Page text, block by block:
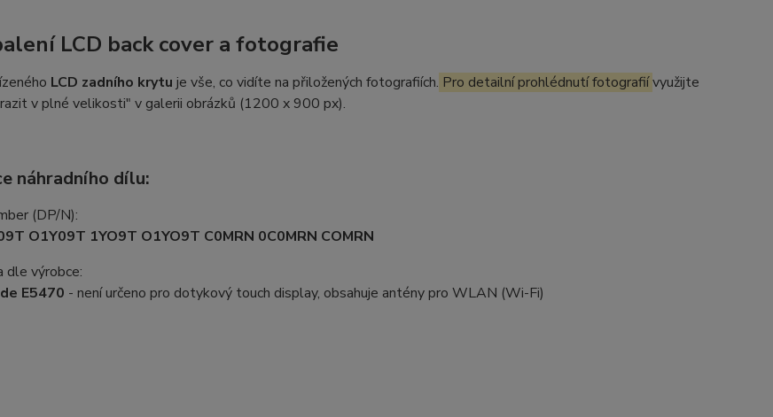
LCD back cover a fotografie
LCD zadního krytu je vše, co vidíte na přiložených fotografiích. Pro detailní prohlédnutí fotografiívyužijte
v plné velikosti" v galerii obrázků (1200 x 900 px).
náhradního dílu:
(DP/N):
O1Y09T 1YO9T O1YO9T C0MRN 0C0MRN COMRN
dle výrobce:
E5470 - není určeno pro dotykový touch display, obsahuje antény pro WLAN (Wi-Fi)